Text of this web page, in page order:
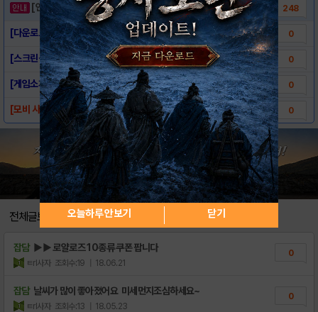
[안내] 헝그리앱 필수 상식! 밥알 획득 안내.. 248
[다운로드 링크] 로얄로즈 0
[스크린샷] 로얄로즈 0
[게임소개] 로얄로즈 0
[모비 사전예약] 로얄로즈 0
전체글보기
잡담 ▶▶ 로얄로즈 10종류 쿠폰 팝니다
ㅌrl사자 조회수:19 | 18.06.21
0
잡담 날씨가 많이 좋아졌어요 미세먼지조심하세요~
ㅌrl사자 조회수:13 | 18.05.23
0
오늘하루 안보기 닫기